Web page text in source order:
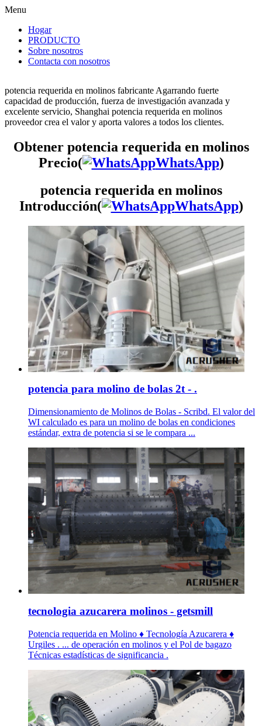
Menu
Hogar
PRODUCTO
Sobre nosotros
Contacta con nosotros
potencia requerida en molinos fabricante Agarrando fuerte
capacidad de producción, fuerza de investigación avanzada y
excelente servicio, Shanghai potencia requerida en molinos
proveedor crea el valor y aporta valores a todos los clientes.
Obtener potencia requerida en molinos
Precio(
WhatsApp)
potencia requerida en molinos
Introducción(
WhatsApp)
potencia para molino de bolas 2t - .
Dimensionamiento de Molinos de Bolas - Scribd. El valor del
WI calculado es para un molino de bolas en condiciones
estándar, extra de potencia si se le compara ...
tecnologia azucarera molinos - getsmill
Potencia requerida en Molino ♦ Tecnología Azucarera ♦
Urgiles . ... de operación en molinos y el Pol de bagazo
Técnicas estadísticas de significancia .